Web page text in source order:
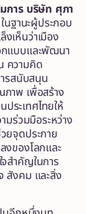
การ บริษัท ศุภา
นฐานะผู้ประกอบ
เห็นว่าเมือง
กแบบและพัฒนา
ความคิด
รสนับสนุน
าพ เพื่อสร้าง
ระเทศไทยให้
มร่วมมือระหว่าง
ยจุดประกาย
ของโลกและ
สำคัญในการ
สังคม และสิ่ง